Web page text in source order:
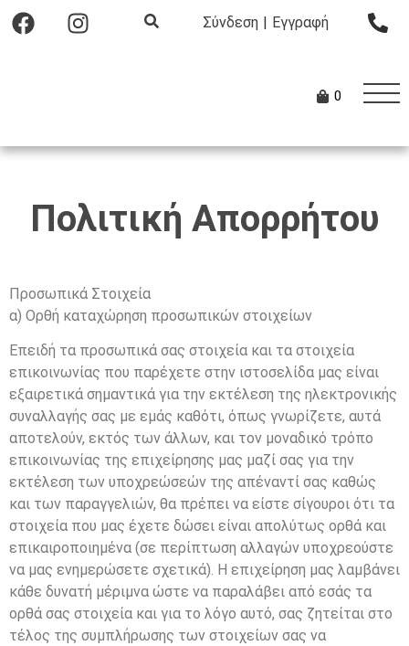
Σύνδεση | Εγγραφή
0
Πολιτική Απορρήτου
Προσωπικά Στοιχεία
α) Ορθή καταχώρηση προσωπικών στοιχείων
Επειδή τα προσωπικά σας στοιχεία και τα στοιχεία
επικοινωνίας που παρέχετε στην ιστοσελίδα μας είναι
εξαιρετικά σημαντικά για την εκτέλεση της ηλεκτρονικής
συναλλαγής σας με εμάς καθότι, όπως γνωρίζετε, αυτά
αποτελούν, εκτός των άλλων, και τον μοναδικό τρόπο
επικοινωνίας της επιχείρησης μας μαζί σας για την
εκτέλεση των υποχρεώσεών της απέναντί σας καθώς
και των παραγγελιών, θα πρέπει να είστε σίγουροι ότι τα
στοιχεία που μας έχετε δώσει είναι απολύτως ορθά και
επικαιροποιημένα (σε περίπτωση αλλαγών υποχρεούστε
να μας ενημερώσετε σχετικά). Η επιχείρηση μας λαμβάνει
κάθε δυνατή μέριμνα ώστε να παραλάβει από εσάς τα
ορθά σας στοιχεία και για το λόγο αυτό, σας ζητείται στο
τέλος της συμπλήρωσης των στοιχείων σας να